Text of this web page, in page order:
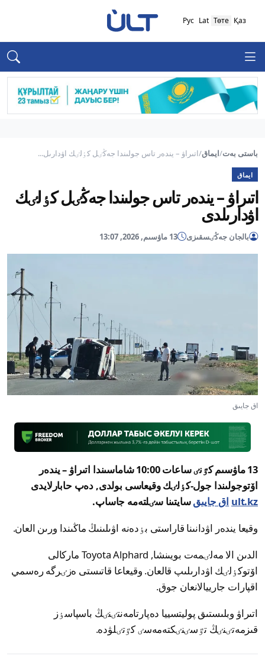
Қаз
Төте
Lat
Рус
باستى بەت/ايماق/اتىراۋ – يندەر تاس جولىندا جەڭٸل كٶلٸك اۋدارىل...
ايماق
اتىراۋ – يندەر تاس جولىندا جەڭٸل كٶلٸك
اۋدارىلدى
بالجان جەڭٸسقىزى 13 ماۋسىم, 2026, 13:07
اق جايىق
13 ماۋسىم كٷنٸ ساعات 10:00 شاماسىندا اتىراۋ – يندەر
اۆتوجولىندا جول-كٶلٸك وقيعاسى بولدى, دەپ حابارلايدى
ult.kz اق جايىقسايتىنا سٸلتەمە جاساپ.
وقيعا يندەر اۋدانىنا قاراستى بٶدەنە اۋىلىنىڭ ماڭىندا ورىن العان.
الدىن الا مەلٸمەت بويىنشا, Toyota Alphard ماركالى
اۆتوكٶلٸك اۋدارىلىپ قالعان. وقيعاعا قاتىستى ەزٸرگە رەسمي
اقپارات جارييالانعان جوق.
اتىراۋ وبلىستىق پوليتسييا دەپارتامەنتٸنٸڭ باسپاسٶز
قىزمەتٸنٸڭ تٷسٸنٸكتەمەسٸ كٷتٸلۋدە.